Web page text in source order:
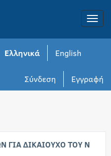
Toggle
Ελληνικά English
Εγγραφή
Σύνδεση
ΓΙΑ ΔΙΚΑΙΟΥΧΟ ΤΟΥ Ν